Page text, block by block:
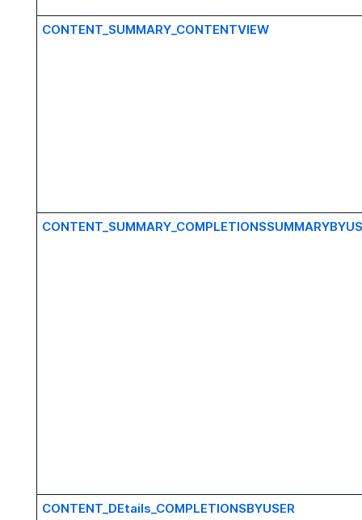
CONTENT_SUMMARY_CONTENTVIEW
CONTENT_DEtails_COMPLETIONSBYUSER